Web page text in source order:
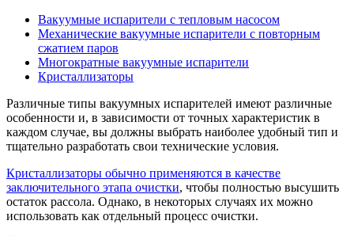
Вакуумные испарители с тепловым насосом
Механические вакуумные испарители с повторным
сжатием паров
Многократные вакуумные испарители
Кристаллизаторы
Различные типы вакуумных испарителей имеют различные
особенности и, в зависимости от точных характеристик в
каждом случае, вы должны выбрать наиболее удобный тип и
тщательно разработать свои технические условия.
Кристаллизаторы обычно применяются в качестве
заключительного этапа очистки, чтобы полностью высушить
остаток рассола. Однако, в некоторых случаях их можно
использовать как отдельный процесс очистки.